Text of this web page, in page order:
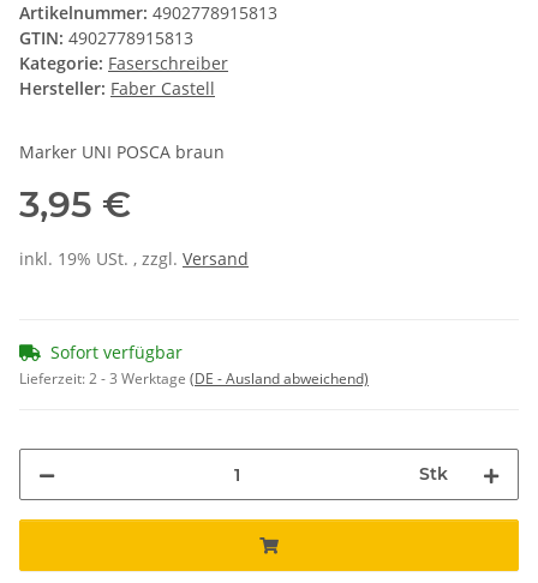
Artikelnummer: 4902778915813
GTIN: 4902778915813
Kategorie: Faserschreiber
Hersteller: Faber Castell
Marker UNI POSCA braun
3,95 €
inkl. 19% USt. , zzgl. Versand
Sofort verfügbar
Lieferzeit:2 - 3 Werktage (DE - Ausland abweichend)
Stk